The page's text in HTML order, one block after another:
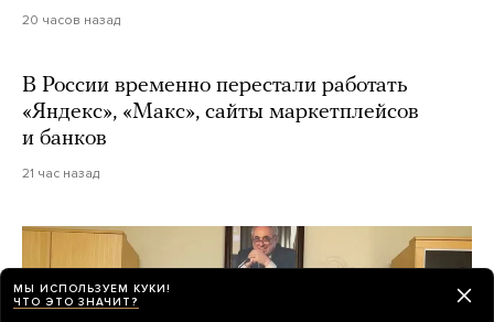
20 часов назад
В России временно перестали работать
«Яндекс», «Макс», сайты маркетплейсов
и банков
21 час назад
МЫ ИСПОЛЬЗУЕМ КУКИ!
ЧТО ЭТО ЗНАЧИТ?